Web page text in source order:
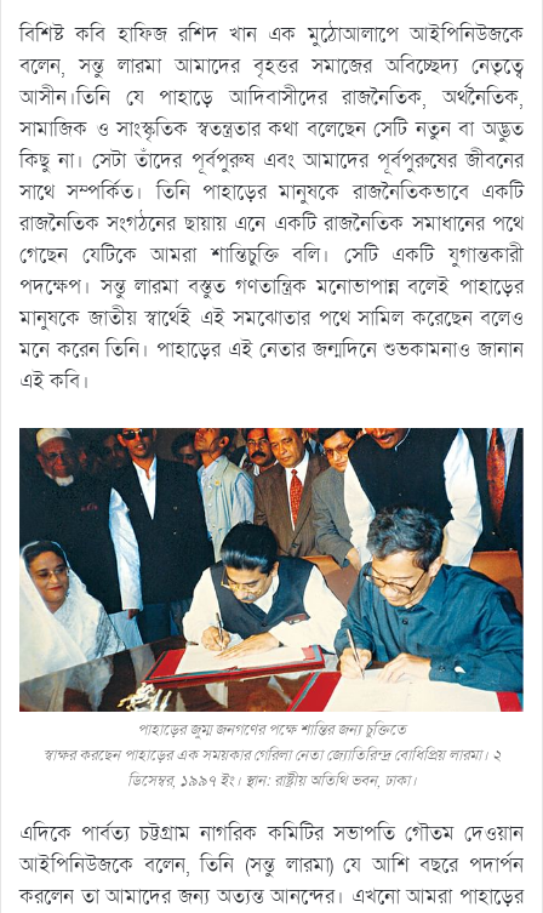
বিশিষ্ট কবি হাফিজ রশিদ খান এক মুঠোআলাপে আইপিনিউজকে
বলেন, সন্তু লারমা আমাদের বৃহত্তর সমাজের অবিচ্ছেদ্য নেতৃত্বে
আসীন।তিনি যে পাহাড়ে আদিবাসীদের রাজনৈতিক, অর্থনৈতিক,
সামাজিক ও সাংস্কৃতিক স্বতন্ত্রতার কথা বলেছেন সেটি নতুন বা অদ্ভুত
কিছু না। সেটা তাঁদের পূর্বপুরুষ এবং আমাদের পূর্বপুরুষের জীবনের
সাথে সম্পর্কিত। তিনি পাহাড়ের মানুষকে রাজনৈতিকভাবে একটি
রাজনৈতিক সংগঠনের ছায়ায় এনে একটি রাজনৈতিক সমাধানের পথে
গেছেন যেটিকে আমরা শান্তিচুক্তি বলি। সেটি একটি যুগান্তকারী
পদক্ষেপ। সন্তু লারমা বস্তুত গণতান্ত্রিক মনোভাপান্ন বলেই পাহাড়ের
মানুষকে জাতীয় স্বার্থেই এই সমঝোতার পথে সামিল করেছেন বলেও
মনে করেন তিনি। পাহাড়ের এই নেতার জন্মদিনে শুভকামনাও জানান
এই কবি।
পাহাড়ের জুম্ম জনগণের পক্ষে শান্তির জন্য চুক্তিতে
স্বাক্ষর করছেন পাহাড়ের এক সময়কার গেরিলা নেতা জ্যোতিরিন্দ্র বোধিপ্রিয় লারমা। ২
ডিসেম্বর, ১৯৯৭ ইং। স্থান: রাষ্ট্রীয় অতিথি ভবন, ঢাকা।
এদিকে পার্বত্য চট্টগ্রাম নাগরিক কমিটির সভাপতি গৌতম দেওয়ান
আইপিনিউজকে বলেন, তিনি (সন্তু লারমা) যে আশি বছরে পদার্পন
করলেন তা আমাদের জন্য অত্যন্ত আনন্দের। এখনো আমরা পাহাড়ের